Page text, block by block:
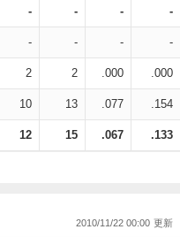
- - - -
- - - -
2 2 .000 .000
10 13 .077 .154
12 15 .067 .133
2010/11/22 00:00